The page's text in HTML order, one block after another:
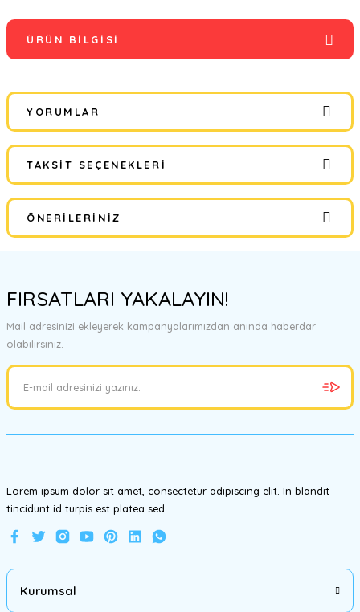
ÜRÜN BILGISI
YORUMLAR
Bu ürüne ilk yorumu siz yapın!
Yorum Yaz
TAKSIT SEÇENEKLERI
ÖNERILERINIZ
tarafımıza iletebilirsiniz.
Görüş ve önerileriniz için teşekkür ederiz.
Ürün resmi kalitesiz, bozuk veya görüntülenemiyor.
Ürün bilgilerinde hatalar bulunuyor.
FIRSATLARI YAKALAYIN!
Mail adresinizi ekleyerek kampanyalarımızdan anında haberdar
olabilirsiniz.
Lorem ipsum dolor sit amet, consectetur adipiscing elit. In blandit
tincidunt id turpis est platea sed.
Kurumsal